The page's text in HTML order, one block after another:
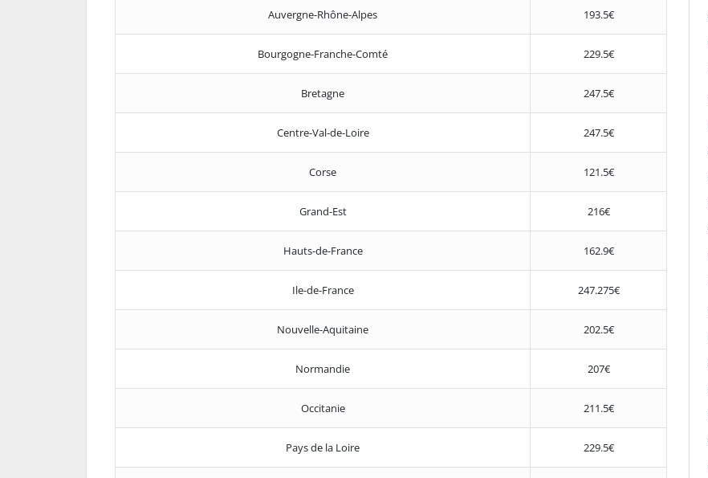
Auvergne-Rhône-Alpes 193.5€
Bourgogne-Franche-Comté 229.5€
Bretagne 247.5€
Centre-Val-de-Loire 247.5€
Corse 121.5€
Grand-Est 216€
Hauts-de-France 162.9€
Ile-de-France 247.275€
Nouvelle-Aquitaine 202.5€
Normandie 207€
Occitanie 211.5€
Pays de la Loire 229.5€